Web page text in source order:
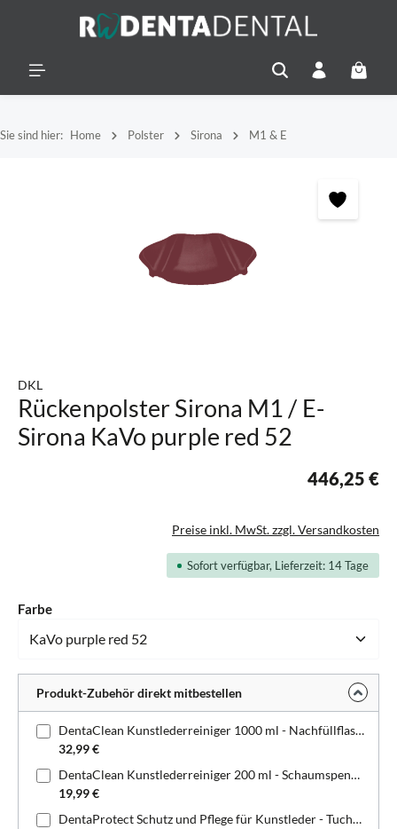
Sie sind hier: Home Polster Sirona M1 & E
DKL
Rückenpolster Sirona M1 / E-
Sirona KaVo purple red 52
446,25 €
Preise inkl. MwSt. zzgl. Versandkosten
Sofort verfügbar, Lieferzeit: 14 Tage
Farbeauswählen
Produkt-Zubehör direkt mitbestellen
DentaClean Kunstlederreiniger 1000 ml - Nachfüllflasche
32,99 €
DentaClean Kunstlederreiniger 200 ml - Schaumspenderflasche
19,99 €
DentaProtect Schutz und Pflege für Kunstleder - Tuchspenderdose